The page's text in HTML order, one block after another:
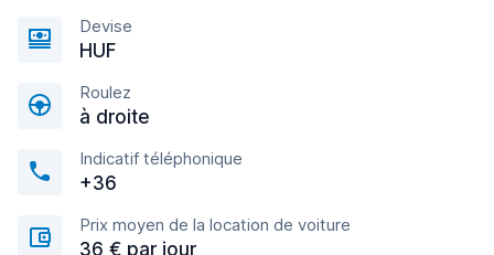
Devise
HUF
Roulez
à droite
Indicatif téléphonique
+36
Prix moyen de la location de voiture
36 € par jour